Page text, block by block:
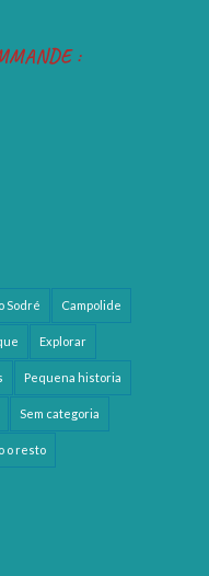
:
Sodré Campolide
Explorar
Pequena historia
Sem categoria
o resto